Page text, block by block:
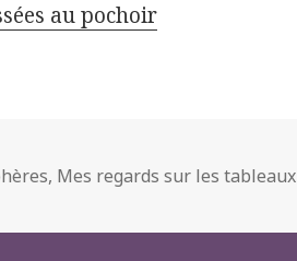
au pochoir
, Mes regards sur les tableaux